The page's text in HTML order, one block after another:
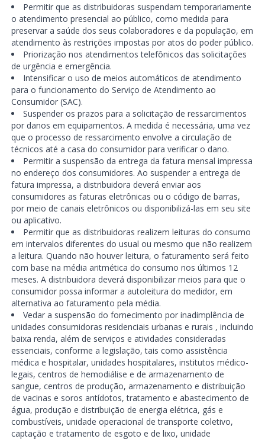
Permitir que as distribuidoras suspendam temporariamente
o atendimento presencial ao público, como medida para
preservar a saúde dos seus colaboradores e da população, em
atendimento às restrições impostas por atos do poder público.
Priorização nos atendimentos telefônicos das solicitações
de urgência e emergência.
Intensificar o uso de meios automáticos de atendimento
para o funcionamento do Serviço de Atendimento ao
Consumidor (SAC).
Suspender os prazos para a solicitação de ressarcimentos
por danos em equipamentos. A medida é necessária, uma vez
que o processo de ressarcimento envolve a circulação de
técnicos até a casa do consumidor para verificar o dano.
Permitir a suspensão da entrega da fatura mensal impressa
no endereço dos consumidores. Ao suspender a entrega de
fatura impressa, a distribuidora deverá enviar aos
consumidores as faturas eletrônicas ou o código de barras,
por meio de canais eletrônicos ou disponibilizá-las em seu site
ou aplicativo.
Permitir que as distribuidoras realizem leituras do consumo
em intervalos diferentes do usual ou mesmo que não realizem
a leitura. Quando não houver leitura, o faturamento será feito
com base na média aritmética do consumo nos últimos 12
meses. A distribuidora deverá disponibilizar meios para que o
consumidor possa informar a autoleitura do medidor, em
alternativa ao faturamento pela média.
Vedar a suspensão do fornecimento por inadimplência de
unidades consumidoras residenciais urbanas e rurais , incluindo
baixa renda, além de serviços e atividades consideradas
essenciais, conforme a legislação, tais como assistência
médica e hospitalar, unidades hospitalares, institutos médico-
legais, centros de hemodiálise e de armazenamento de
sangue, centros de produção, armazenamento e distribuição
de vacinas e soros antídotos, tratamento e abastecimento de
água, produção e distribuição de energia elétrica, gás e
combustíveis, unidade operacional de transporte coletivo,
captação e tratamento de esgoto e de lixo, unidade